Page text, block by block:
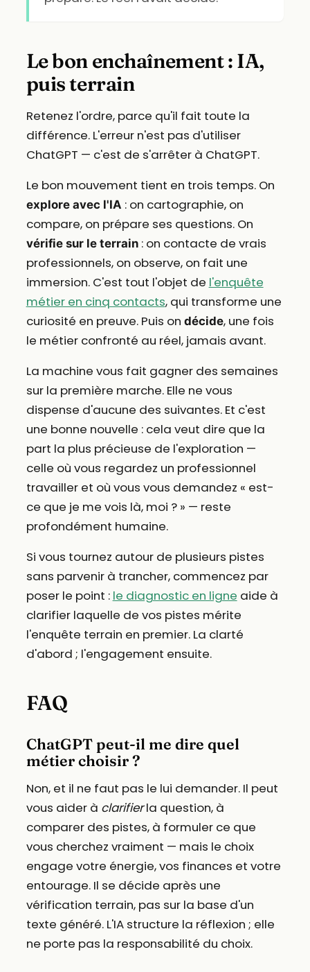
Le bon enchaînement : IA,
puis terrain
Retenez l'ordre, parce qu'il fait toute la
différence. L'erreur n'est pas d'utiliser
ChatGPT — c'est de s'arrêter à ChatGPT.
Le bon mouvement tient en trois temps. On
explore avec l'IA : on cartographie, on
compare, on prépare ses questions. On
vérifie sur le terrain: on contacte de vrais
professionnels, on observe, on fait une
immersion. C'est tout l'objet de l'enquête
métier en cinq contacts, qui transforme une
curiosité en preuve. Puis on décide, une fois
le métier confronté au réel, jamais avant.
La machine vous fait gagner des semaines
sur la première marche. Elle ne vous
dispense d'aucune des suivantes. Et c'est
une bonne nouvelle : cela veut dire que la
part la plus précieuse de l'exploration —
celle où vous regardez un professionnel
travailler et où vous vous demandez « est-
ce que je me vois là, moi ? » — reste
profondément humaine.
Si vous tournez autour de plusieurs pistes
sans parvenir à trancher, commencez par
poser le point : le diagnostic en ligne aide à
clarifier laquelle de vos pistes mérite
l'enquête terrain en premier. La clarté
d'abord ; l'engagement ensuite.
FAQ
ChatGPT peut-il me dire quel
métier choisir ?
Non, et il ne faut pas le lui demander. Il peut
vous aider à clarifierla question, à
comparer des pistes, à formuler ce que
vous cherchez vraiment — mais le choix
engage votre énergie, vos finances et votre
entourage. Il se décide après une
vérification terrain, pas sur la base d'un
texte généré. L'IA structure la réflexion ; elle
ne porte pas la responsabilité du choix.